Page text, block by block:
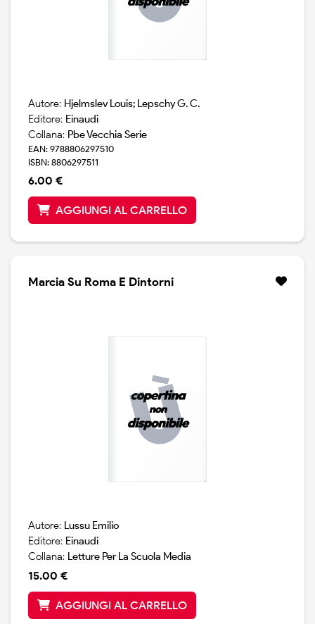
Autore: Hjelmslev Louis; Lepschy G. C.
Editore: Einaudi
Collana: Pbe Vecchia Serie
EAN: 9788806297510
ISBN: 8806297511
6.00 €
AGGIUNGI AL CARRELLO
Marcia Su Roma E Dintorni
Autore: Lussu Emilio
Editore: Einaudi
Collana: Letture Per La Scuola Media
15.00 €
AGGIUNGI AL CARRELLO